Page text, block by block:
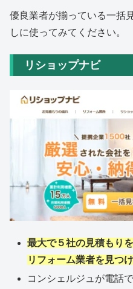
優良業者が揃っている一括
しに使ってみてください。
リショップナビ
最大で５社の見積もり
リフォーム業者を見つ
コンシェルジュが電話